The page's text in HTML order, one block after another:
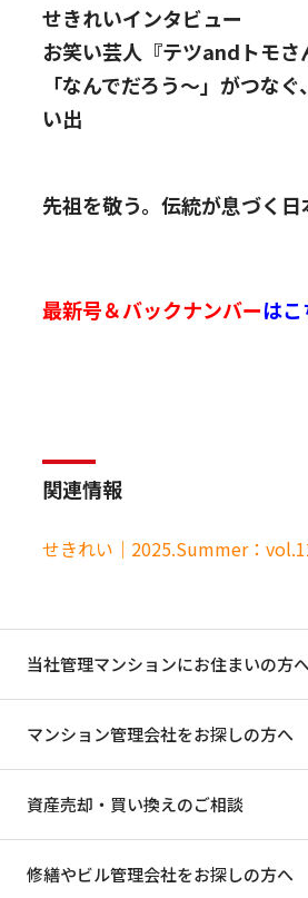
せきれいインタビュー
お笑い芸人『テツandトモさ
「なんでだろう～」がつな
い出
先祖を敬う。伝統が息づく日
最新号＆バックナンバーはこ
関連情報
せきれい｜2025.Summer：
当社管理マンションにお住まいの方
マンション管理会社をお探しの方へ
資産売却・買い換えのご相談
修繕やビル管理会社をお探しの方へ